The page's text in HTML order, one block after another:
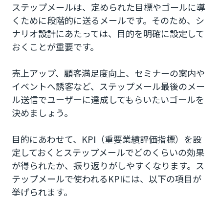
ステップメールは、定められた目標やゴールに導
くために段階的に送るメールです。そのため、シ
ナリオ設計にあたっては、目的を明確に設定して
おくことが重要です。
売上アップ、顧客満足度向上、セミナーの案内や
イベントへ誘客など、ステップメール最後のメー
ル送信でユーザーに達成してもらいたいゴールを
決めましょう。
目的にあわせて、KPI（重要業績評価指標）を設
定しておくとステップメールでどのくらいの効果
が得られたか、振り返りがしやすくなります。ス
テップメールで使われるKPIには、以下の項目が
挙げられます。